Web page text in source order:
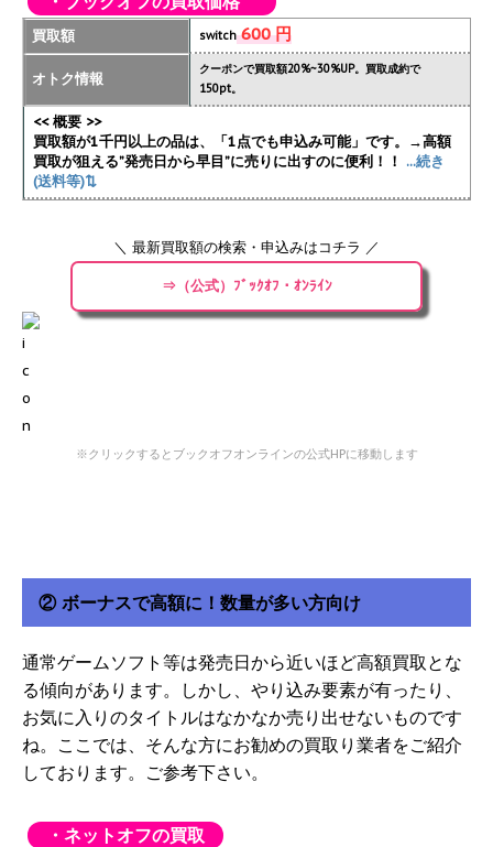
買取額 switch600 円
オトク情報
クーポンで買取額20%~30%UP。買取成約で
150pt。
<< 概要 >>
買取額が1千円以上の品は、「1点でも申込み可能」です。→高額
買取が狙える”発売日から早目”に売りに出すのに便利！！ ...続き
(送料等)⇅
＼ 最新買取額の検索・申込みはコチラ ／
⇒（公式）ﾌﾞｯｸｵﾌ・ｵﾝﾗｲﾝ
※クリックするとブックオフオンラインの公式HPに移動します
② ボーナスで高額に！数量が多い方向け
通常ゲームソフト等は発売日から近いほど高額買取とな
る傾向があります。しかし、やり込み要素が有ったり、
お気に入りのタイトルはなかなか売り出せないものです
ね。ここでは、そんな方にお勧めの買取り業者をご紹介
しております。ご参考下さい。
・ネットオフの買取